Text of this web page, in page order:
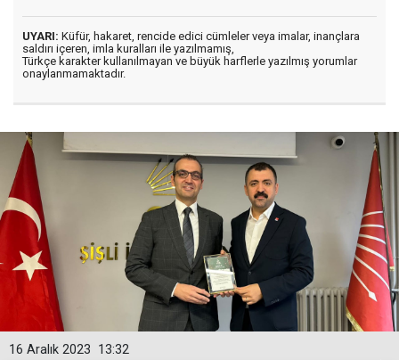
UYARI: Küfür, hakaret, rencide edici cümleler veya imalar, inançlara
saldırı içeren, imla kuralları ile yazılmamış,
Türkçe karakter kullanılmayan ve büyük harflerle yazılmış yorumlar
onaylanmamaktadır.
13:32
16 Aralık 2023